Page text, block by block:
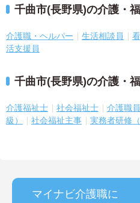
千曲市(長野県)の介護・
介護職・ヘルパー 生活相談員
活支援員
千曲市(長野県)の介護・
介護福祉士 社会福祉士
介護職
級）
社会福祉主事 実務者研修
マイナビ介護職に